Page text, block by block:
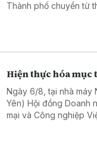
Thành phố chuyển từ
Hiện thực hóa mục
Ngày 6/8, tại nhà máy
Yên) Hội đồng Doanh
mại và Công nghiệp